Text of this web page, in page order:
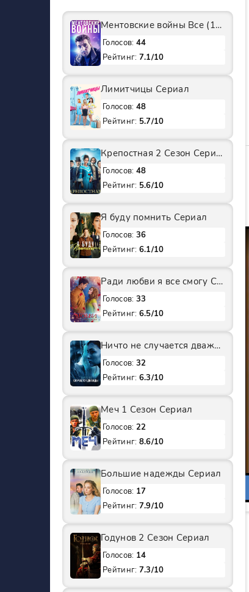
Ментовские войны Все (1-11 Сезоны) подряд Сериал
Голосов: 44
Рейтинг: 7.1/10
Лимитчицы Сериал
Голосов: 48
Рейтинг: 5.7/10
Крепостная 2 Сезон Сериал
Голосов: 48
Рейтинг: 5.6/10
Я буду помнить Сериал
Голосов: 36
Рейтинг: 6.1/10
Ради любви я все смогу Сериал
Голосов: 33
Рейтинг: 6.5/10
Ничто не случается дважды 2 Сезон Сериал
Голосов: 32
Рейтинг: 6.3/10
Меч 1 Сезон Сериал
Голосов: 22
Рейтинг: 8.6/10
Большие надежды Сериал
Голосов: 17
Рейтинг: 7.9/10
Годунов 2 Сезон Сериал
Голосов: 14
Рейтинг: 7.3/10